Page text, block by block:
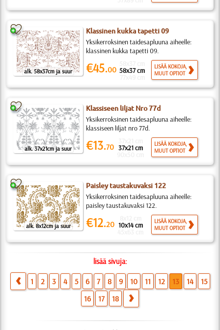
alk. 58x37cm ja suur
Klassinen kukka tapetti 09
Yksikerroksinen taidesapluuna aiheelle:
klassinen kukka tapetti 09.
€45.00 58x37 cm
LISÄÄ KOKOJA,
MUUT OPTIOT
alk. 37x21cm ja suur
Klassiseen liljat Nro 77d
Yksikerroksinen taidesapluuna aiheelle:
klassiseen liljat nro 77d.
€13.70 37x21 cm
LISÄÄ KOKOJA,
MUUT OPTIOT
alk. 8x12cm ja suur
Paisley taustakuvaksi 122
Yksikerroksinen taidesapluuna aiheelle:
paisley taustakuvaksi 122.
€12.20 10x14 cm
LISÄÄ KOKOJA,
MUUT OPTIOT
lisää sivuja:
1 2 3 4 5 6 7 8 9 10 11 12 13 14
15
16
17 18